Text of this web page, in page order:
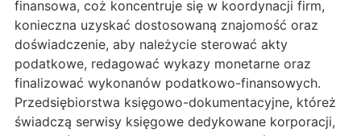
finansowa, coż koncentruje się w koordynacji firm,
konieczna uzyskać dostosowaną znajomość oraz
doświadczenie, aby należycie sterować akty
podatkowe, redagować wykazy monetarne oraz
finalizować wykonanów podatkowo-finansowych.
Przedsiębiorstwa księgowo-dokumentacyjne, któreż
świadczą serwisy księgowe dedykowane korporacji,